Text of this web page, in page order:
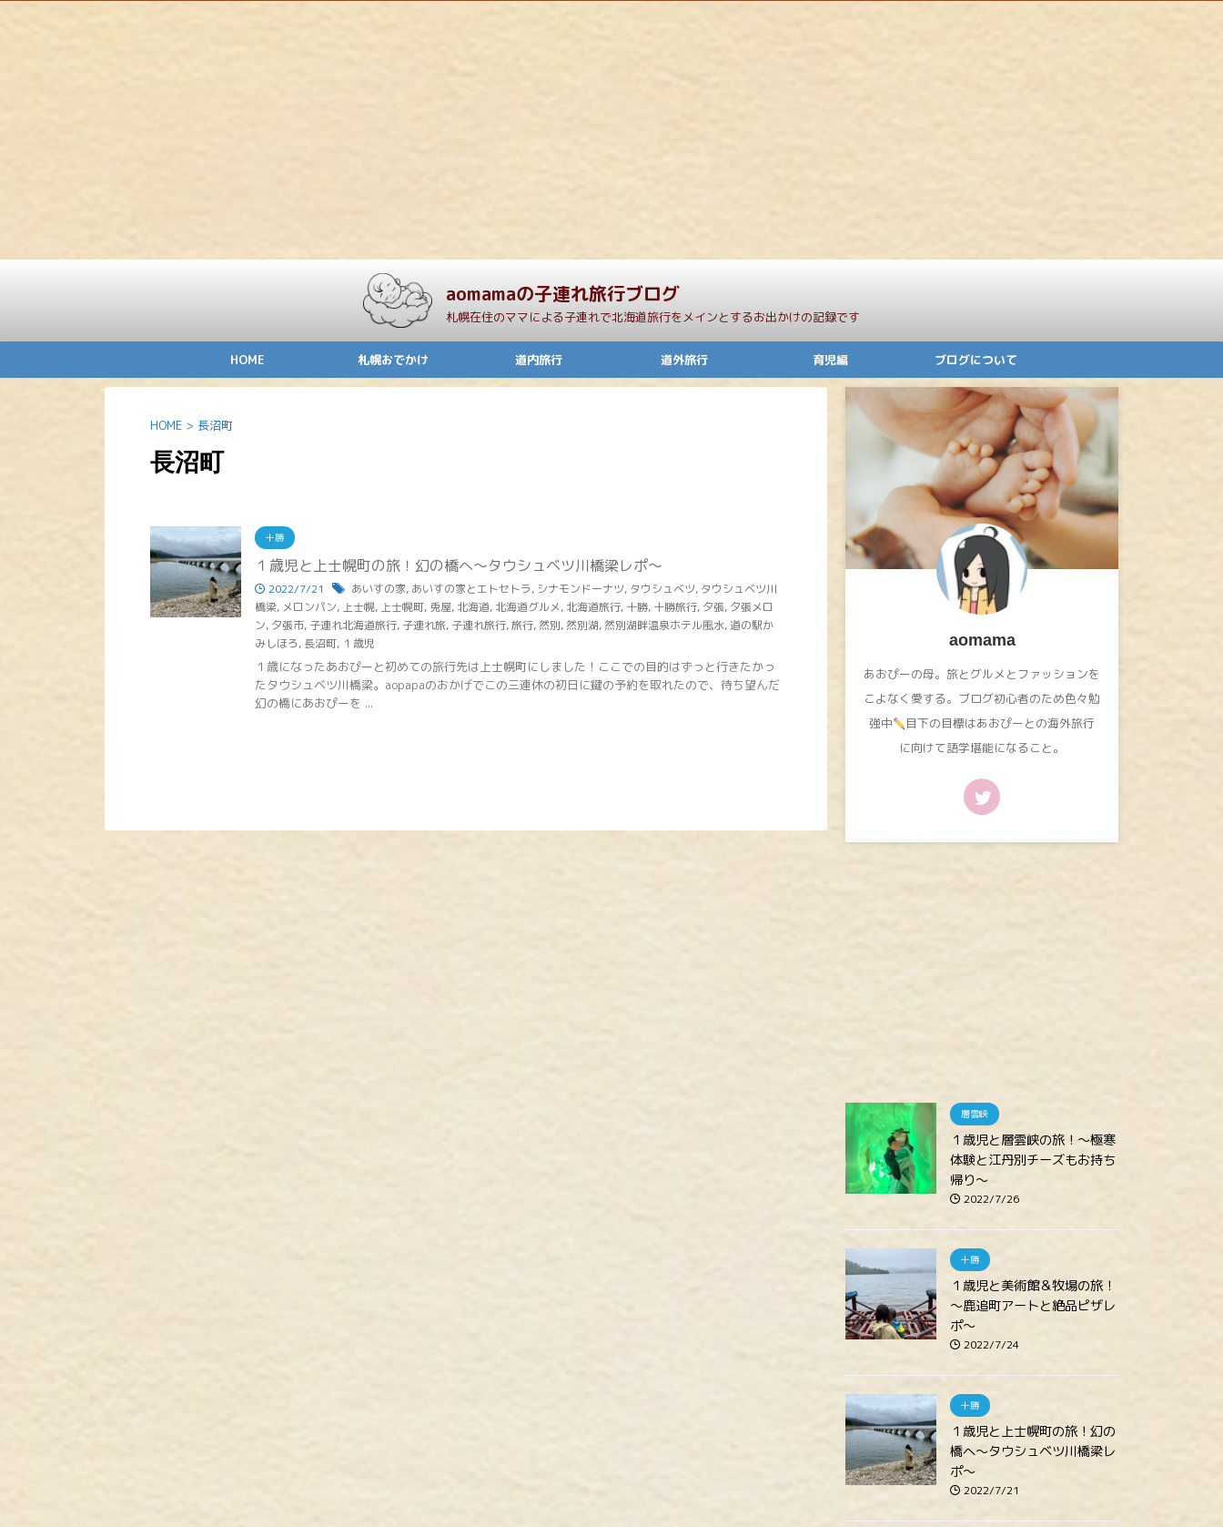
aomamaの子連れ旅行ブログ
札幌在住のママによる子連れで北海道旅行をメインとするお出かけの記録です
HOME 札幌おでかけ 道内旅行 道外旅行 育児編 ブログについて
HOME > 長沼町
長沼町
十勝
１歳児と上士幌町の旅！幻の橋へ～タウシュベツ川橋梁レポ～
2022/7/21 あいすの家, あいすの家とエトセトラ, シナモンドーナツ, タウシュベツ, タウシュベツ川
橋梁, メロンパン, 上士幌, 上士幌町, 兎屋, 北海道, 北海道グルメ, 北海道旅行, 十勝, 十勝旅行, 夕張, 夕張メロ
ン, 夕張市, 子連れ北海道旅行, 子連れ旅, 子連れ旅行,旅行, 然別, 然別湖, 然別湖畔温泉ホテル風水,道の駅か
みしほろ, 長沼町, １歳児
１歳になったあおぴーと初めての旅行先は上士幌町にしました！ここでの目的はずっと行きたかっ
たタウシュベツ川橋梁。aopapaのおかげでこの三連休の初日に鍵の予約を取れたので、待ち望んだ
幻の橋にあおぴーを ...
aomama
あおぴーの母。旅とグルメとファッションを
こよなく愛する。ブログ初心者のため色々勉
強中
目下の目標はあおぴーとの海外旅行
に向けて語学堪能になること。
層雲峡
１歳児と層雲峡の旅！～極寒
体験と江丹別チーズもお持ち
帰り～
2022/7/26
十勝
１歳児と美術館＆牧場の旅！
～鹿追町アートと絶品ピザレ
ポ～
2022/7/24
十勝
１歳児と上士幌町の旅！幻の
橋へ～タウシュベツ川橋梁レ
ポ～
2022/7/21